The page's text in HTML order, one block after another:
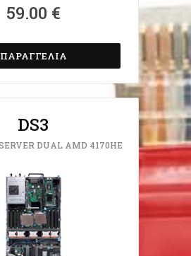
59.00 €
ΠΑΡΑΓΓΕΛΊΑ
DS3
DUAL AMD 4170HE